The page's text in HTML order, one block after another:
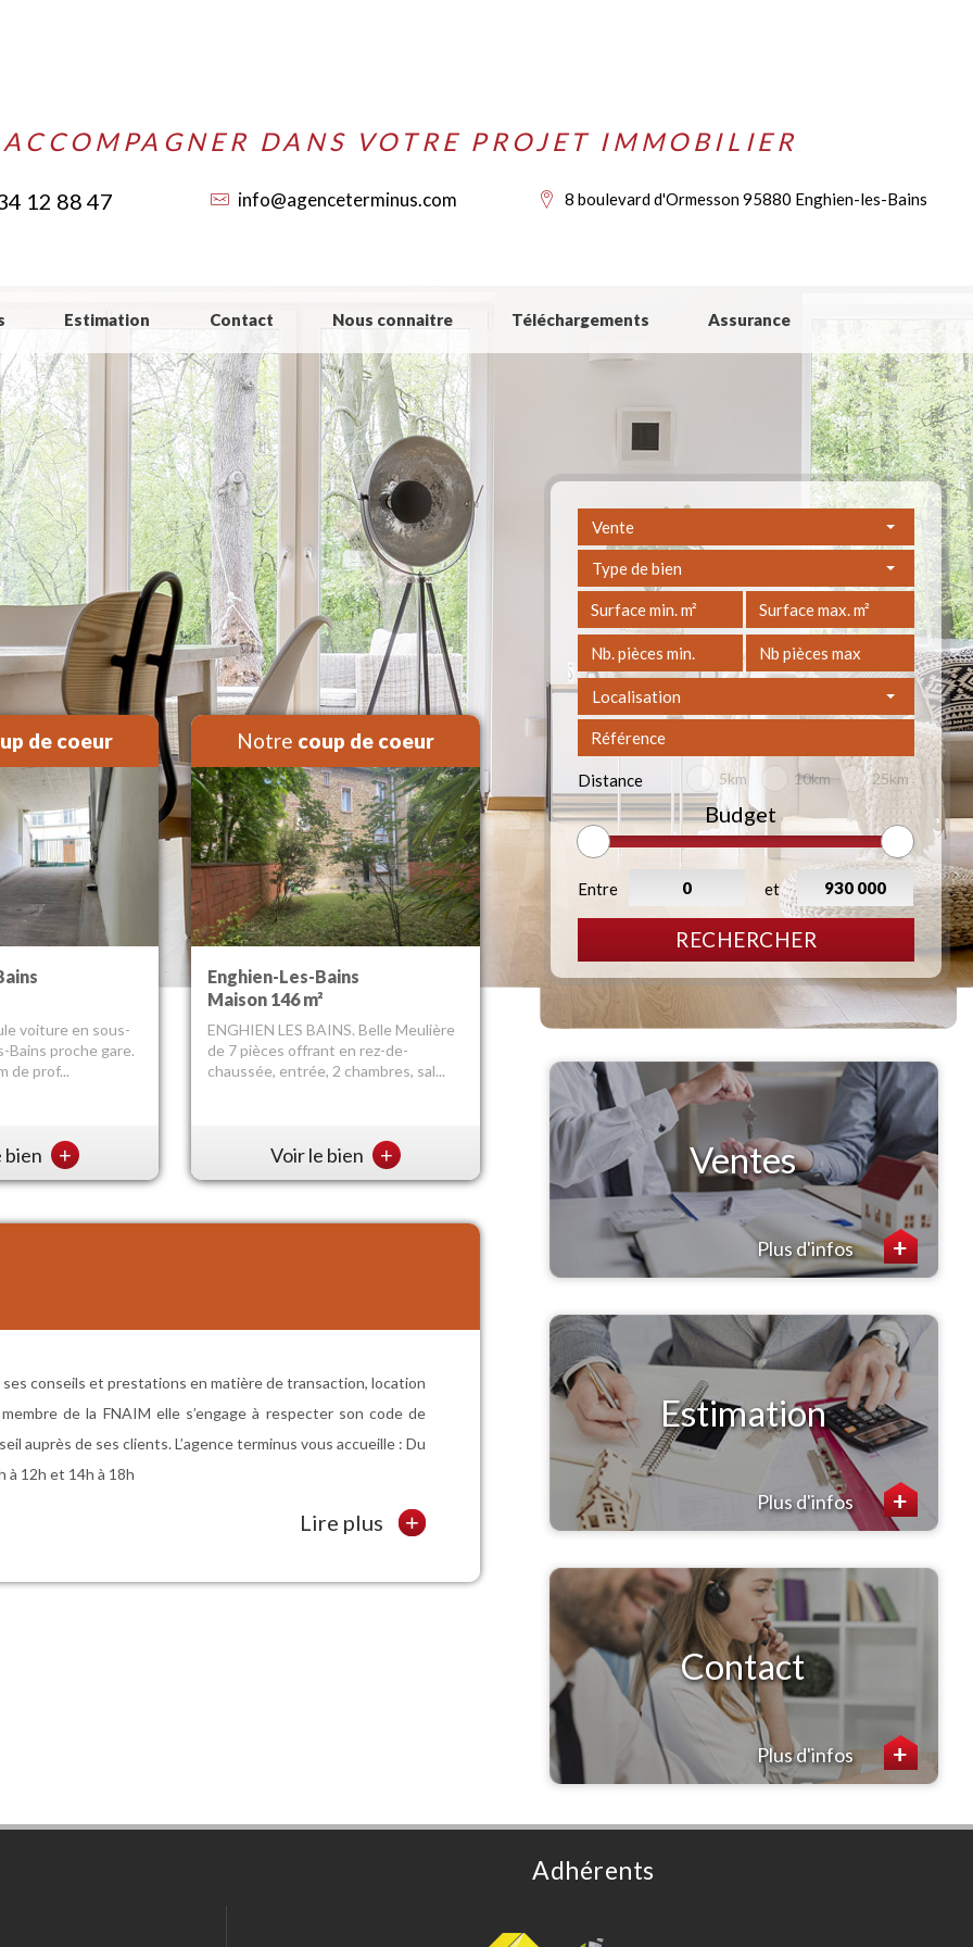
ACCOMPAGNER DANS VOTRE PROJET IMMOBILIER
12 88 47 info@agenceterminus.com 8 boulevard d'Ormesson 95880 Enghien-les-Bains
Estimation Contact Nous connaitre Téléchargements Assurance
Vente
Type de bien
Localisation
Distance 5km 10km 25km
Budget
Entre et
RECHERCHER
de coeur
voiture en sous-
Bains proche gare.
de prof...
bien +
Notre coup de coeur
Enghien-Les-Bains
Maison 146 m²
ENGHIEN LES BAINS. Belle Meulière
de 7 pièces offrant en rez-de-
chaussée, entrée, 2 chambres, sal...
Voir le bien +
conseils et prestations en matière de transaction, location
de la FNAIM elle s’engage à respecter son code de
auprès de ses clients. L’agence terminus vous accueille : Du
à 12h et 14h à 18h
Lire plus +
Ventes
Plus d'infos
Estimation
Plus d'infos
Contact
Plus d'infos
Adhérents